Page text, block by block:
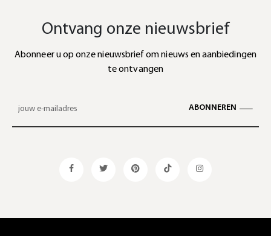
Ontvang onze nieuwsbrief
Abonneer u op onze nieuwsbrief om nieuws en aanbiedingen
te ontvangen
ABONNEREN